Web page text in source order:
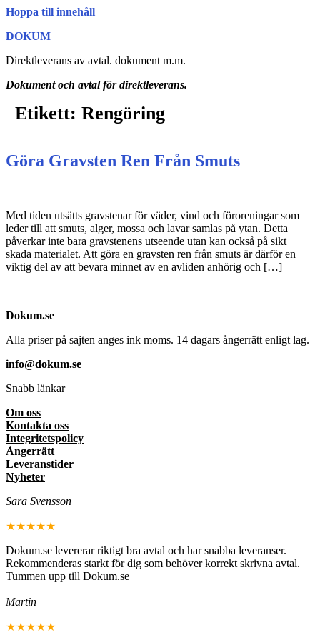
Hoppa till innehåll
DOKUM
Direktleverans av avtal. dokument m.m.
Dokument och avtal för direktleverans.
Etikett: Rengöring
Göra Gravsten Ren Från Smuts
Med tiden utsätts gravstenar för väder, vind och föroreningar som
leder till att smuts, alger, mossa och lavar samlas på ytan. Detta
påverkar inte bara gravstenens utseende utan kan också på sikt
skada materialet. Att göra en gravsten ren från smuts är därför en
viktig del av att bevara minnet av en avliden anhörig och […]
Dokum.se
Alla priser på sajten anges ink moms. 14 dagars ångerrätt enligt lag.
info@dokum.se
Snabb länkar
Om oss
Kontakta oss
Integritetspolicy
Ångerrätt
Leveranstider
Nyheter
Sara Svensson
★★★★★
Dokum.se levererar riktigt bra avtal och har snabba leveranser.
Rekommenderas starkt för dig som behöver korrekt skrivna avtal.
Tummen upp till Dokum.se
Martin
★★★★★